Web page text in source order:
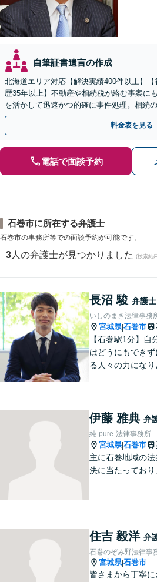
自筆証書遺言の作成
北海道エリア対応【解決実績400件以上】
歴35年以上】不動産や相続税が絡む事案に
を活かして迅速かつ的確に事件処理。相続
システムもお任せ【完全個室】【自衛隊前
料金表を見る
電話で面談予約
石巻市に所在する弁護士
石巻市の事務所等での面談予約が可能です。
3 人の弁護士が見つかりました (検索結
長沼 駿 弁護士
いしのまき法律事務
宮城県|石巻市
【石巻駅1分】自
はどうにもでき
る人々の力になり
決ができるよう、
たします。ぜひ一
ださい。
伊藤 雅典 弁
純-pure-法律事務所
宮城県|石巻市
主に石巻地域の
決に当たっており
住吉 毅洋 弁
石巻のぞみ野法律事
宮城県|石巻市
皆さまから丁寧